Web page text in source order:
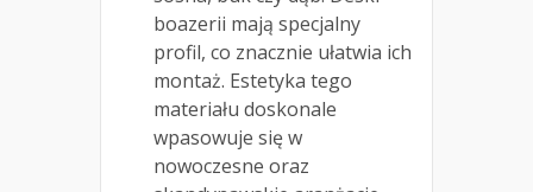
boazerii mają specjalny
profil, co znacznie ułatwia ich
montaż. Estetyka tego
materiału doskonale
wpasowuje się w
nowoczesne oraz